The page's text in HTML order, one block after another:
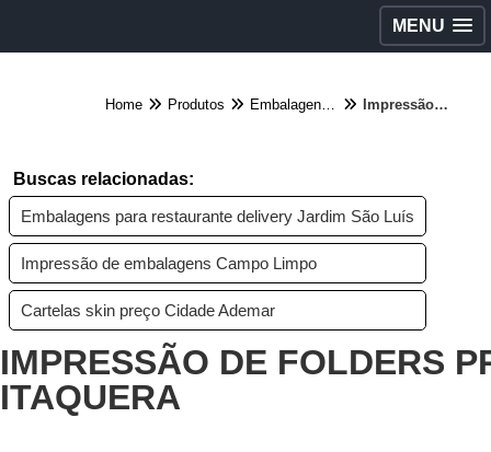
MENU
Home Produtos Embalagens diversas - Categoria Impressão de folders preço Itaquera
Buscas relacionadas:
Embalagens para restaurante delivery Jardim São Luís
Impressão de embalagens Campo Limpo
Cartelas skin preço Cidade Ademar
IMPRESSÃO DE FOLDERS
ITAQUERA